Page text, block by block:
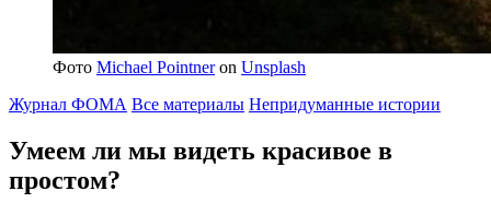
Фото Michael Pointneron Unsplash
Журнал ФОМА Все материалы Непридуманные истории
Умеем ли мы видеть красивое в
простом?